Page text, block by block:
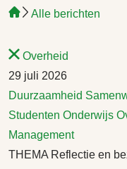
Alle berichten
Overheid
29 juli 2026
Duurzaamheid
Studenten Onderwijs
Management
THEMA Reflectie en